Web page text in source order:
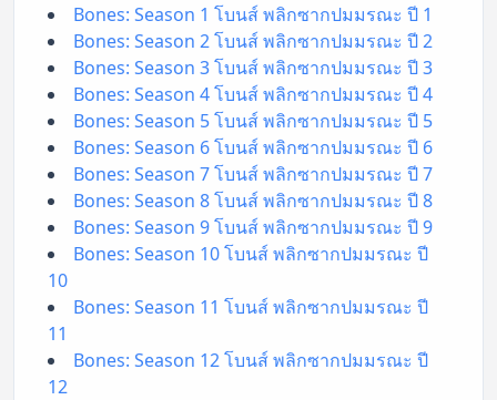
Bones: Season 1 โบนส์ พลิกซากปมมรณะ ปี 1
Bones: Season 2 โบนส์ พลิกซากปมมรณะ ปี 2
Bones: Season 3 โบนส์ พลิกซากปมมรณะ ปี 3
Bones: Season 4 โบนส์ พลิกซากปมมรณะ ปี 4
Bones: Season 5 โบนส์ พลิกซากปมมรณะ ปี 5
Bones: Season 6 โบนส์ พลิกซากปมมรณะ ปี 6
Bones: Season 7 โบนส์ พลิกซากปมมรณะ ปี 7
Bones: Season 8 โบนส์ พลิกซากปมมรณะ ปี 8
Bones: Season 9 โบนส์ พลิกซากปมมรณะ ปี 9
Bones: Season 10 โบนส์ พลิกซากปมมรณะ ปี
10
Bones: Season 11 โบนส์ พลิกซากปมมรณะ ปี
11
Bones: Season 12 โบนส์ พลิกซากปมมรณะ ปี
12